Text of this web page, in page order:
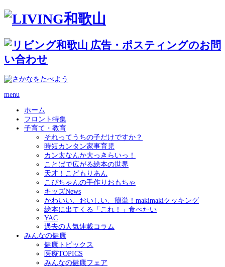
menu
ホーム
フロント特集
子育て・教育
それってうちの子だけですか？
時短カンタン家事育児
カン太なんか大っきらいっ！
ことばで広がる絵本の世界
天才！こどもりあん
こぴちゃんの手作りおもちゃ
キッズNews
かわいい、おいしい、簡単！makimakiクッキング
絵本に出てくる「これ！」食べたい
YAC
過去の人気連載コラム
みんなの健康
健康トピックス
医療TOPICS
みんなの健康フェア